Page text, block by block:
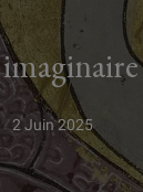
2 Juin 2025